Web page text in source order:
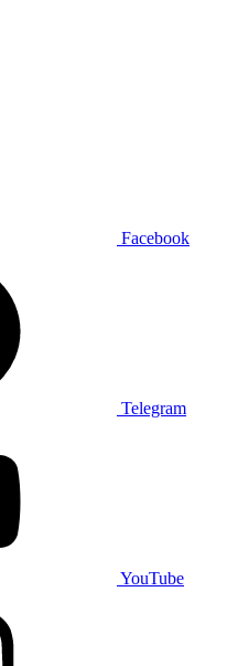
Facebook
Telegram
YouTube